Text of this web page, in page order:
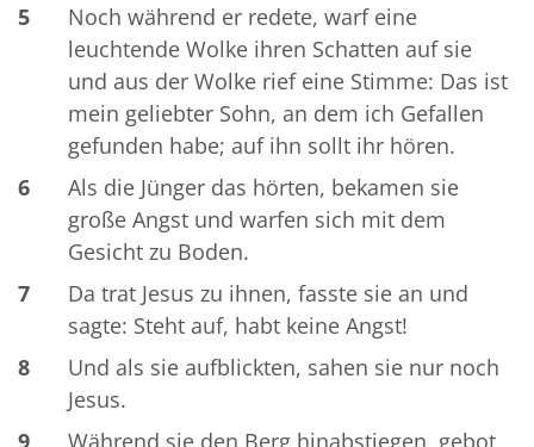
5
Noch während er redete, warf eine
leuchtende Wolke ihren Schatten auf sie
und aus der Wolke rief eine Stimme: Das ist
mein geliebter Sohn, an dem ich Gefallen
gefunden habe; auf ihn sollt ihr hören.
6
Als die Jünger das hörten, bekamen sie
große Angst und warfen sich mit dem
Gesicht zu Boden.
7
Da trat Jesus zu ihnen, fasste sie an und
sagte: Steht auf, habt keine Angst!
8
Und als sie aufblickten, sahen sie nur noch
Jesus.
9
Während sie den Berg hinabstiegen, gebot